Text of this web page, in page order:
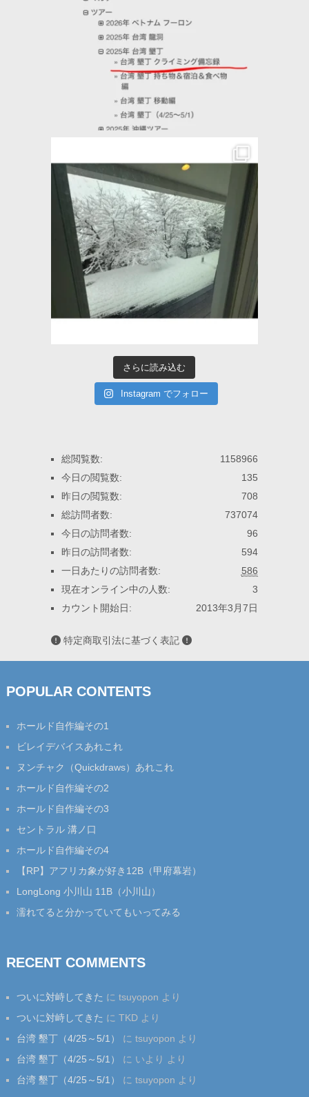
さらに読み込む
Instagram でフォロー
1158966
総閲覧数:
135
今日の閲覧数:
708
昨日の閲覧数:
737074
総訪問者数:
96
今日の訪問者数:
594
昨日の訪問者数:
586
一日あたりの訪問者数:
3
現在オンライン中の人数:
2013年3月7日
カウント開始日:
特定商取引法に基づく表記
POPULAR CONTENTS
ホールド自作編その1
ビレイデバイスあれこれ
ヌンチャク（Quickdraws）あれこれ
ホールド自作編その2
ホールド自作編その3
セントラル 溝ノ口
ホールド自作編その4
【RP】アフリカ象が好き12B（甲府幕岩）
LongLong 小川山 11B（小川山）
濡れてると分かっていてもいってみる
RECENT COMMENTS
ついに対峙してきた に tsuyopon より
ついに対峙してきた に TKDより
台湾 墾丁（4/25～5/1）
に tsuyopon より
台湾 墾丁（4/25～5/1）
に いより より
台湾 墾丁（4/25～5/1）
に tsuyopon より